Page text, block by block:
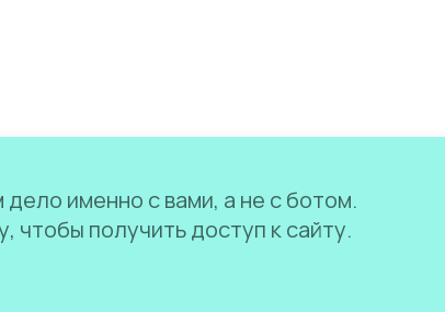
именно с вами, а не с ботом.
чтобы получить доступ к сайту.